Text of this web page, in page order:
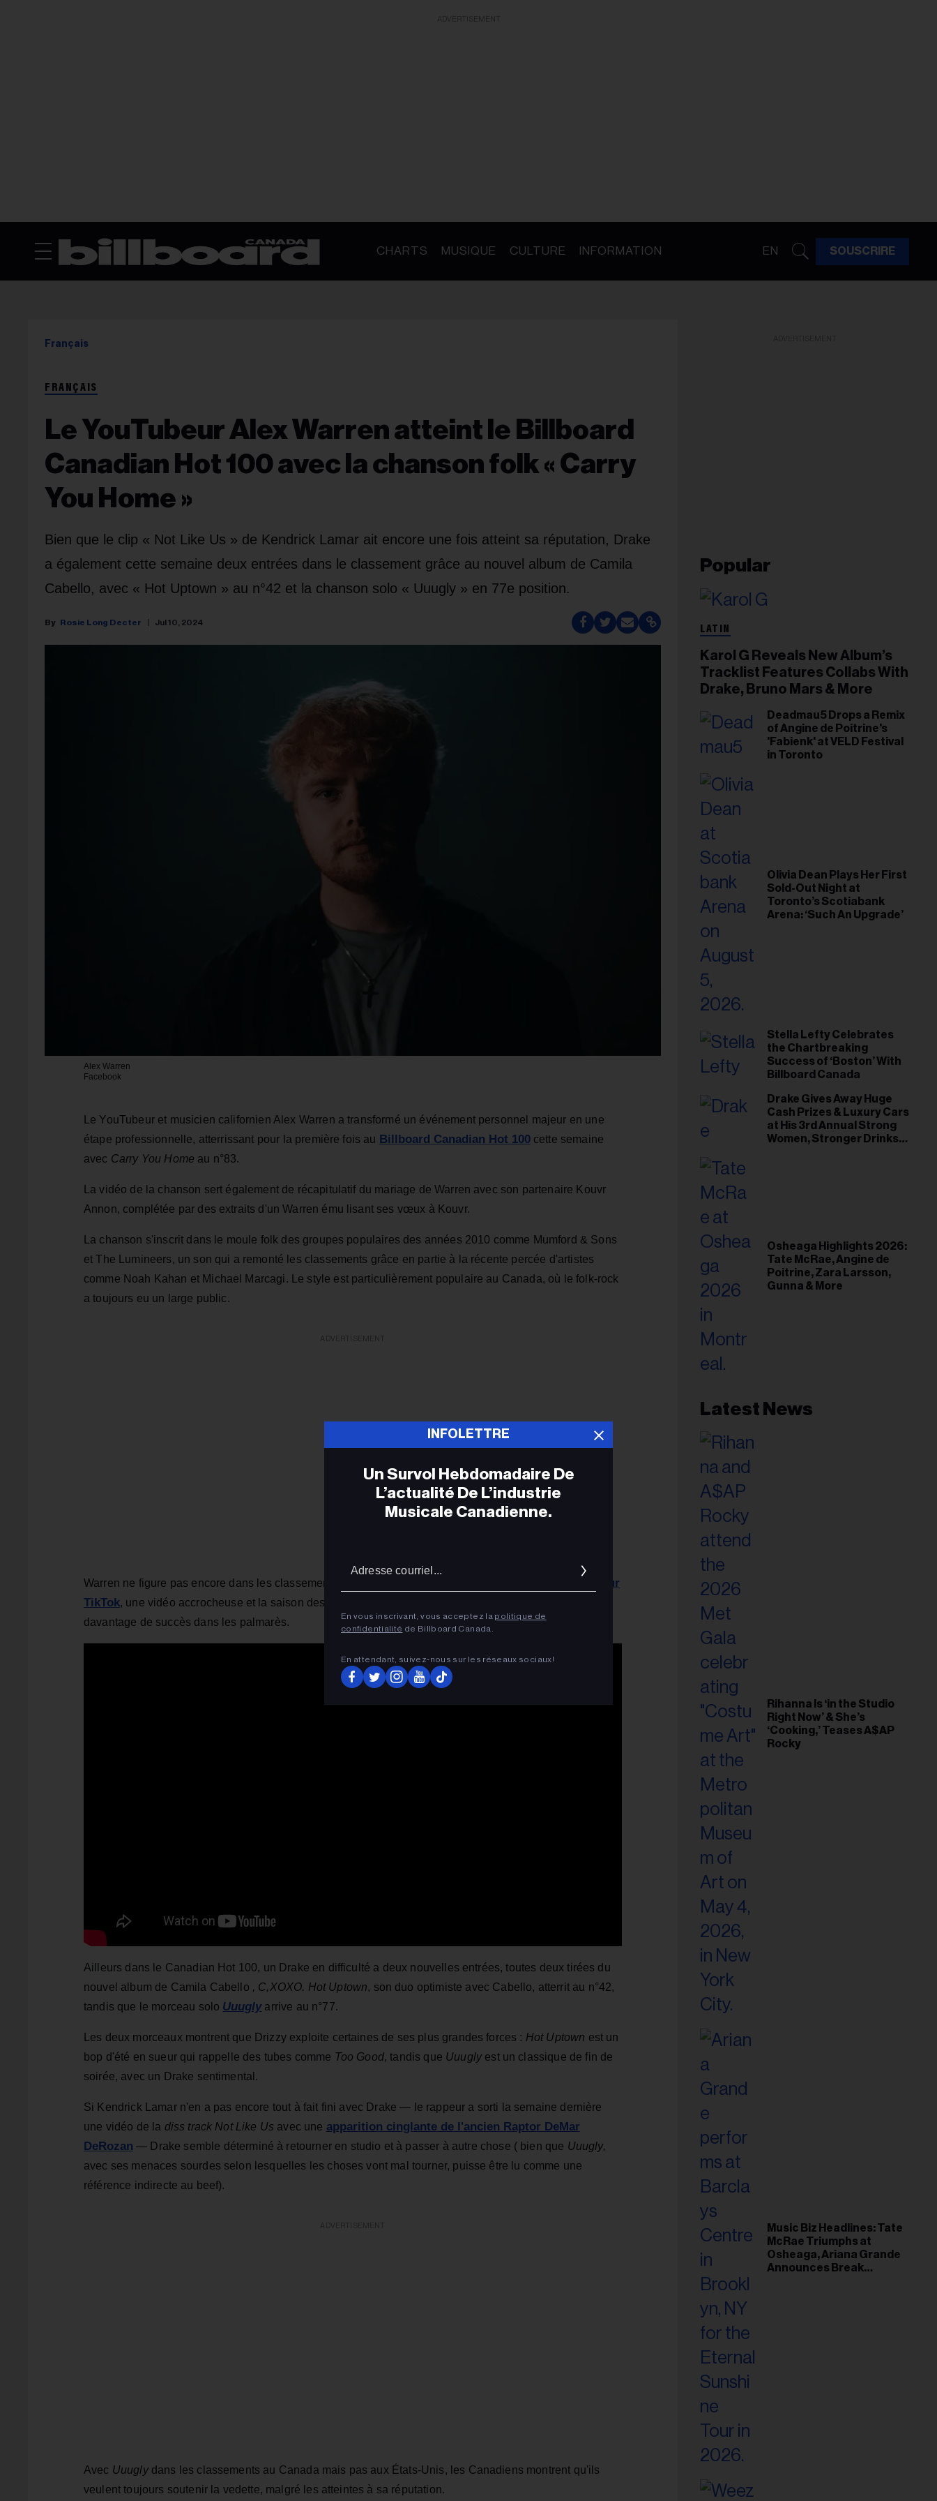
CHARTS MUSIQUE CULTURE INFORMATION EN SOUSCRIRE
Français
FRANÇAIS
Le YouTubeur Alex Warren atteint le Billboard
Canadian Hot 100 avec la chanson folk « Carry
You Home »
Bien que le clip « Not Like Us » de Kendrick Lamar ait encore une fois atteint sa réputation, Drake
a également cette semaine deux entrées dans le classement grâce au nouvel album de Camila
Cabello, avec « Hot Uptown » au n°42 et la chanson solo « Uuugly » en 77e position.
Rosie Long Decter Jul 10, 2024
Alex Warren
Facebook
Le YouTubeur et musicien californien Alex Warren a transformé un événement personnel majeur en une
étape professionnelle, atterrissant pour la première fois au Billboard Canadian Hot 100cette semaine
avec Carry You Home au n°83.
La vidéo de la chanson sert également de récapitulatif du mariage de Warren avec son partenaire Kouvr
Annon, complétée par des extraits d'un Warren ému lisant ses vœux à Kouvr.
La chanson s'inscrit dans le moule folk des groupes populaires des années 2010 comme Mumford & Sons
et The Lumineers, un son qui a remonté les classements grâce en partie à la récente percée d'artistes
comme Noah Kahan et Michael Marcagi. Le style est particulièrement populaire au Canada, où le folk-rock
a toujours eu un large public.
Warren ne figure pas encore dans les classements aux États-Unis, mais avec 16,3 millions
d'abonnés sur
TikTok, une vidéo accrocheuse et la saison des mariages qui bat son plein, il est bien placé pour obtenir
davantage de succès dans les palmarès.
Ailleurs dans le Canadian Hot 100, un Drake en difficulté a deux nouvelles entrées, toutes deux tirées du
nouvel album de Camila Cabello , C,XOXO. Hot Uptown, son duo optimiste avec Cabello, atterrit au n°42,
tandis que le morceau solo Uuuglyarrive au n°77.
Les deux morceaux montrent que Drizzy exploite certaines de ses plus grandes forces : Hot Uptown est un
bop d'été en sueur qui rappelle des tubes comme Too Good, tandis que Uuuglyest un classique de fin de
soirée, avec un Drake sentimental.
Si Kendrick Lamar n'en a pas encore tout à fait fini avec Drake — le rappeur a sorti la semaine dernière
une vidéo de la diss track Not Like Us avec une apparition cinglante de l'ancien Raptor DeMar
DeRozan — Drake semble déterminé à retourner en studio et à passer à autre chose ( bien que Uuugly,
avec ses menaces sourdes selon lesquelles les choses vont mal tourner, puisse être lu comme une
référence indirecte au beef).
Avec Uuugly dans les classements au Canada mais pas aux États-Unis, les Canadiens montrent qu'ils
veulent toujours soutenir la vedette, malgré les atteintes à sa réputation.
Popular
LATIN
Karol G Reveals New Album’s
Tracklist Features Collabs With
Drake, Bruno Mars & More
Deadmau5 Drops a Remix
of Angine de Poitrine's
'Fabienk' at VELD Festival
in Toronto
Olivia Dean Plays Her First
Sold-Out Night at
Toronto’s Scotiabank
Arena: ‘Such An Upgrade’
Stella Lefty Celebrates
the Chartbreaking
Success of ‘Boston’ With
Billboard Canada
Drake Gives Away Huge
Cash Prizes & Luxury Cars
at His 3rd Annual Strong
Women, Stronger Drinks
Osheaga Highlights 2026:
Tate McRae, Angine de
Poitrine, Zara Larsson,
Gunna & More
Latest News
Rihanna Is ‘in the Studio
Right Now’ & She’s
‘Cooking,’ Teases A$AP
Rocky
Music Biz Headlines: Tate
McRae Triumphs at
Osheaga, Ariana Grande
Announces Break
INFOLETTRE
Un Survol Hebdomadaire De
L’actualité De L’industrie
Musicale Canadienne.
courriel...
En vous inscrivant, vous acceptez la politique de
confidentialité de Billboard Canada.
En attendant, suivez‑nous sur les réseaux sociaux!